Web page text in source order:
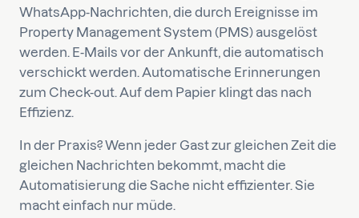
WhatsApp-Nachrichten, die durch Ereignisse im
Property Management System (PMS) ausgelöst
werden. E-Mails vor der Ankunft, die automatisch
verschickt werden. Automatische Erinnerungen
zum Check-out. Auf dem Papier klingt das nach
Effizienz.
In der Praxis? Wenn jeder Gast zur gleichen Zeit die
gleichen Nachrichten bekommt, macht die
Automatisierung die Sache nicht effizienter. Sie
macht einfach nur müde.